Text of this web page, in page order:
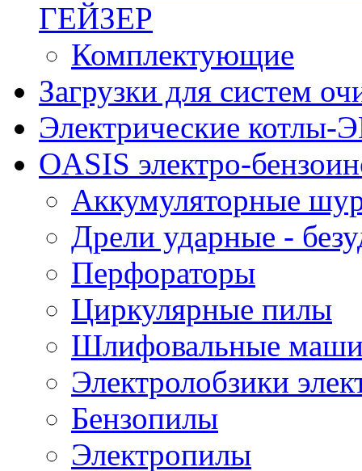
ГЕЙЗЕР
Комплектующие
Загрузки для систем
Электрические
OASIS электро-
Аккумуляторные
Дрели ударные -
Перфораторы
Циркулярные пилы
Шлифовальные
Электролобзики
Бензопилы
Электропилы